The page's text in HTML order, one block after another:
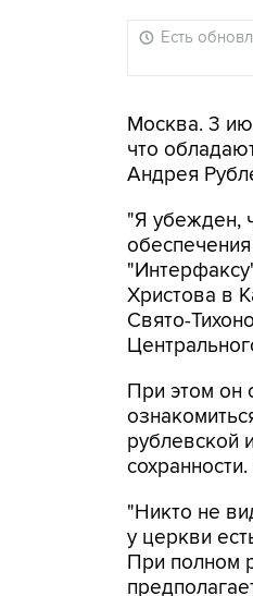
Есть
Москва. 3
что
Андрея
"Я убежден,
Христова в
Свято-
При этом он
рублевской
"Никто не
у церкви
При полном